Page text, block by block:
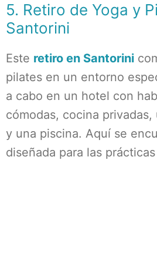
5. Retiro de Yoga y
Santorini
Este retiro en Santorini
pilates en un entorno
a cabo en un hotel con
cómodas, cocina
y una piscina. Aquí se
diseñada para las